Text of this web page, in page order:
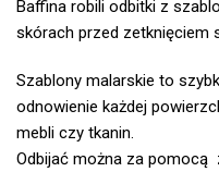
Baffina robili odbitki z
skórach przed zetknięciem
Szablony malarskie to
odnowienie każdej
mebli czy tkanin.
Odbijać można za pomocą